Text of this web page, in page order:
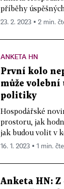
příběhy
23. 2. 2023 ▪ 2 min.
ANKETA HN
První kolo
může volební
politiky
Hospodářské
prostoru, jak
jak budou volit v
16. 1. 2023 ▪ 1 min.
Anketa HN: Z